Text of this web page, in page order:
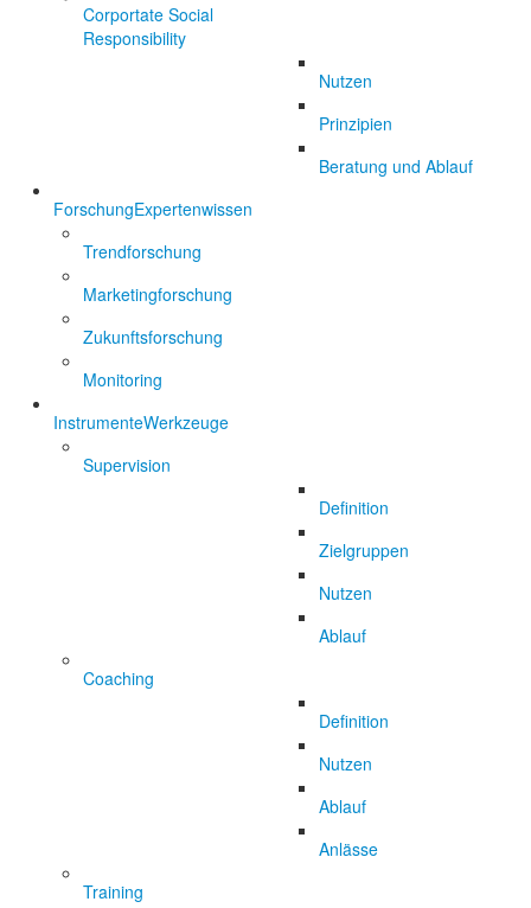
Corportate Social
Responsibility
Nutzen
Prinzipien
Beratung und Ablauf
ForschungExpertenwissen
Trendforschung
Marketingforschung
Zukunftsforschung
Monitoring
InstrumenteWerkzeuge
Supervision
Definition
Zielgruppen
Nutzen
Ablauf
Coaching
Definition
Nutzen
Ablauf
Anlässe
Training